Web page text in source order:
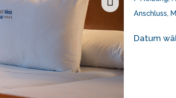
Anschluss,
Datum